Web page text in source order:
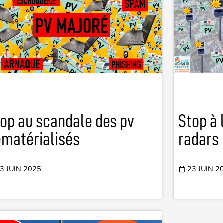
au scandale des pv
JUIN 2025
Stop
radars
23 JUIN